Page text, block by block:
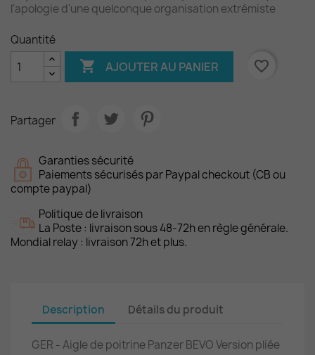
l'apologie d'une quelconque organisation extrémiste
Quantité
 AJOUTER AU PANIER favorite_border
Partager
Garanties sécurité
Paiements sécurisés par Paypal checkout (CB ou
compte paypal)
Politique de livraison
La Poste : livraison sous 48-72h en règle générale.
Mondial relay : livraison 72h et plus.
Description Détails du produit
GER - Aigle de poitrine Panzer BEVO Version pliée